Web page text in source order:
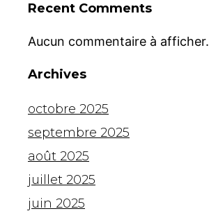
Recent Comments
Aucun commentaire à afficher.
Archives
octobre 2025
septembre 2025
août 2025
juillet 2025
juin 2025